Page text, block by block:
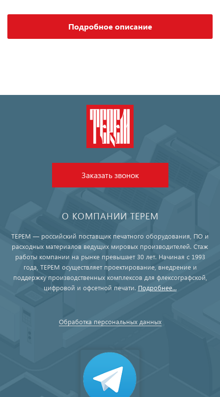
Подробное описание
Заказать звонок
О КОМПАНИИ ТЕРЕМ
ТЕРЕМ — российский поставщик печатного оборудования, ПО и
расходных материалов ведущих мировых производителей. Стаж
работы компании на рынке превышает 30 лет. Начиная с 1993
года, ТЕРЕМ осуществляет проектирование, внедрение и
поддержку производственных комплексов для флексографской,
цифровой и офсетной печати. Подробнее...
Обработка персональных данных